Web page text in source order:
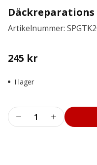
Artikelnummer:
245 kr
I lager
Däckreparations
mini